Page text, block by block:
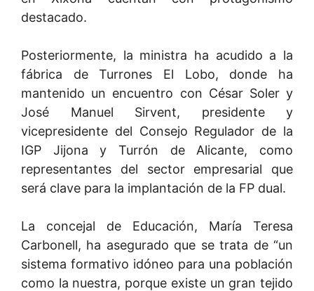
destacado.
Posteriormente, la ministra ha acudido a la
fábrica de Turrones El Lobo, donde ha
mantenido un encuentro con César Soler y
José Manuel Sirvent, presidente y
vicepresidente del Consejo Regulador de la
IGP Jijona y Turrón de Alicante, como
representantes del sector empresarial que
será clave para la implantación de la FP dual.
La concejal de Educación, María Teresa
Carbonell, ha asegurado que se trata de “un
sistema formativo idóneo para una población
como la nuestra, porque existe un gran tejido